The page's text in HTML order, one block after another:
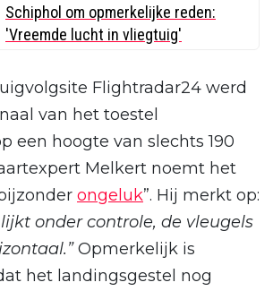
Schiphol om opmerkelijke reden:
'Vreemde lucht in vliegtuig'
Flightradar24 werd
van het toestel
een hoogte van slechts 190
Melkert noemt het
ongeluk”. Hij merkt op:
onder controle, de vleugels
Opmerkelijk is
het landingsgestel nog